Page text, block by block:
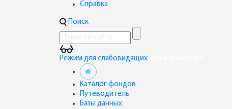
Справка
Поиск
Режим для слабовидящих
Каталог фондов
Путеводитель
Базы данных